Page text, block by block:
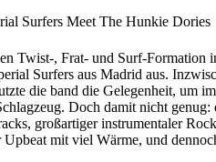
Surfers Meet The Hunkie Dories
Twist-, Frat- und Surf-
Surfers aus Madrid aus.
die band die Gelegenheit, um
Doch damit nicht
großartiger instrumentaler
mit viel Wärme, und